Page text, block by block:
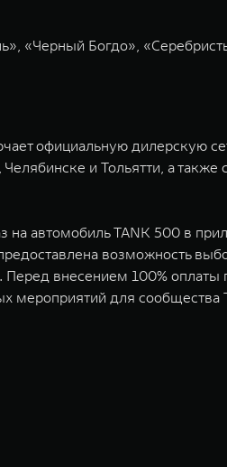
«Черный Богдо»,
официальную дилерскую
и Тольятти, а
автомобиль TANK 500 в
возможность
внесением 100% оплаты
мероприятий для сообщества